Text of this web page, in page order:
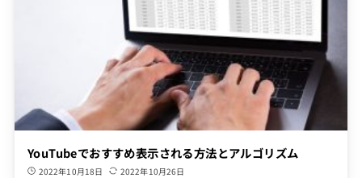
YouTubeでおすすめ表示される方法とアルゴリズム
2022年10月18日 2022年10月26日